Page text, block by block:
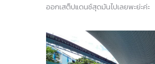
ออกเสต็ปแดนซ์สุดมันไปเลยพะย่ะค่ะ